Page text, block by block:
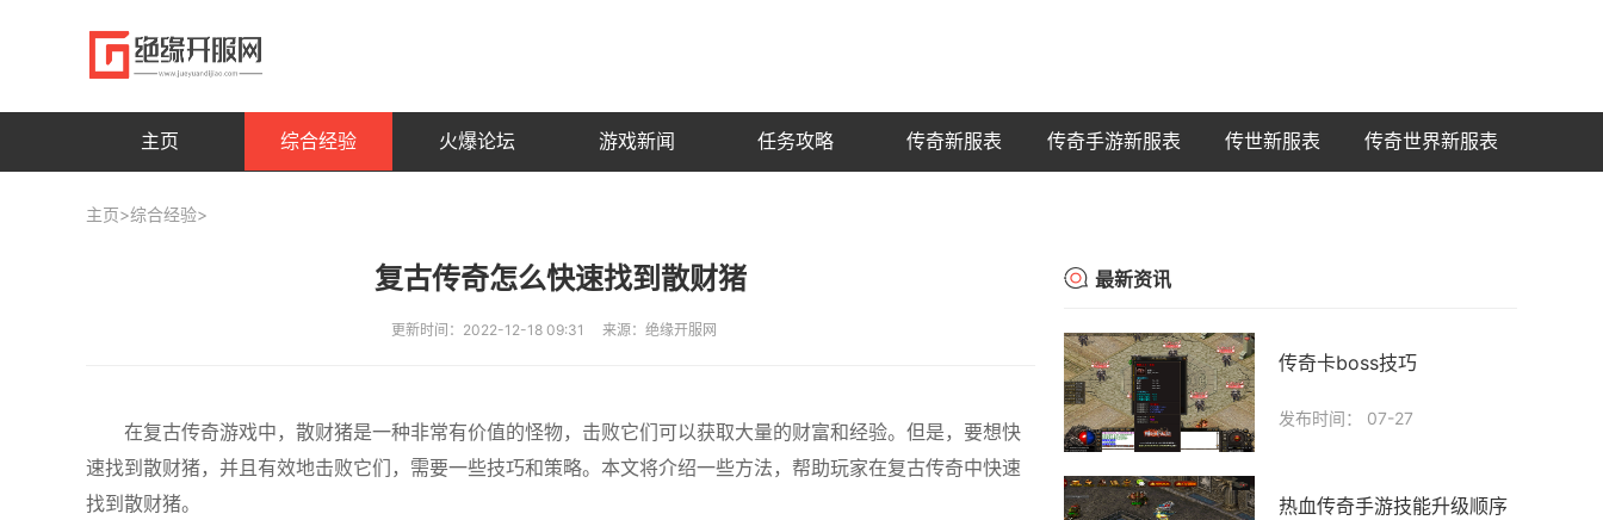
主页 综合经验 火爆论坛 游戏新闻 任务攻略 传奇新服表 传奇手游新服表 传世新服表 传奇世界新服表
主页>综合经验>
复古传奇怎么快速找到散财猪
更新时间：2022-12-18 09:31 来源：绝缘开服网
在复古传奇游戏中，散财猪是一种非常有价值的怪物，击败它们可以获取大量的财富和经验。但是，要想快
速找到散财猪，并且有效地击败它们，需要一些技巧和策略。本文将介绍一些方法，帮助玩家在复古传奇中快速
找到散财猪。
最新资讯
传奇卡boss技巧
发布时间： 07-27
热血传奇手游技能升级顺序